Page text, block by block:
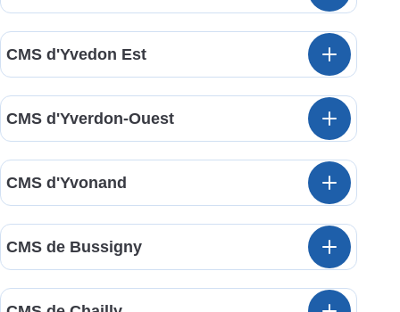
CMS d'Yvedon Est
CMS d'Yverdon-Ouest
CMS d'Yvonand
CMS de Bussigny